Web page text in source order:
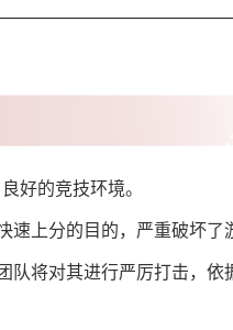
好的竞技环境。
速上分的目的，严重破坏
队将对其进行严厉打击，